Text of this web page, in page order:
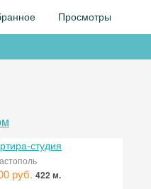
Просмотры
студия
руб. 422 м.